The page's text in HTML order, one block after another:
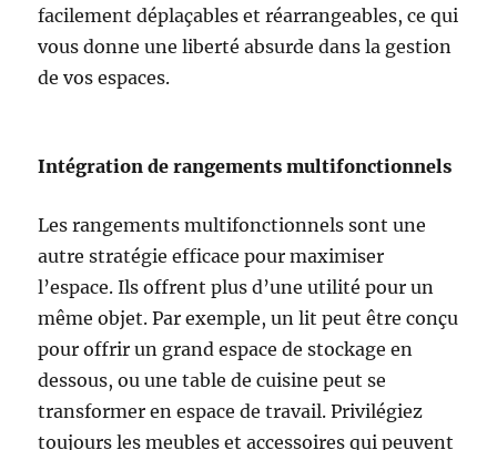
facilement déplaçables et réarrangeables, ce qui
vous donne une liberté absurde dans la gestion
de vos espaces.
Intégration de rangements multifonctionnels
Les rangements multifonctionnels sont une
autre stratégie efficace pour maximiser
l’espace. Ils offrent plus d’une utilité pour un
même objet. Par exemple, un lit peut être conçu
pour offrir un grand espace de stockage en
dessous, ou une table de cuisine peut se
transformer en espace de travail. Privilégiez
toujours les meubles et accessoires qui peuvent